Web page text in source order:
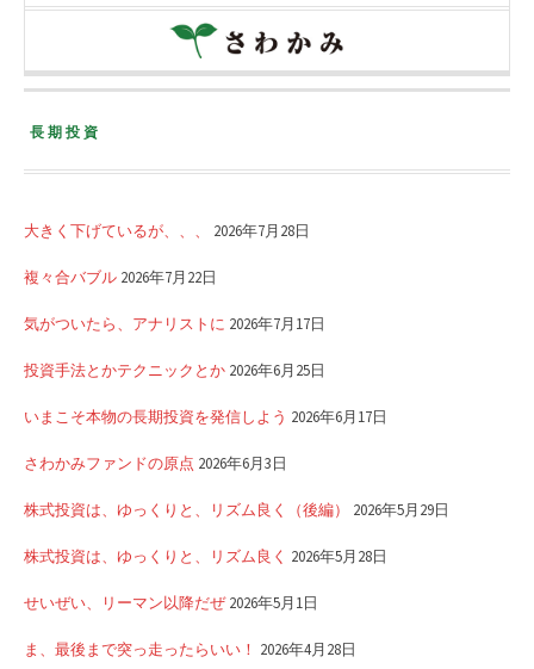
長期投資
大きく下げているが、、、 2026年7月28日
複々合バブル 2026年7月22日
気がついたら、アナリストに 2026年7月17日
投資手法とかテクニックとか 2026年6月25日
いまこそ本物の長期投資を発信しよう 2026年6月17日
さわかみファンドの原点 2026年6月3日
株式投資は、ゆっくりと、リズム良く（後編） 2026年5月29日
株式投資は、ゆっくりと、リズム良く 2026年5月28日
せいぜい、リーマン以降だぜ2026年5月1日
ま、最後まで突っ走ったらいい！ 2026年4月28日